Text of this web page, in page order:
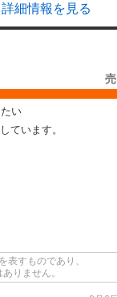
詳細情報を見る
い
ています。
表すものであり、
りません。